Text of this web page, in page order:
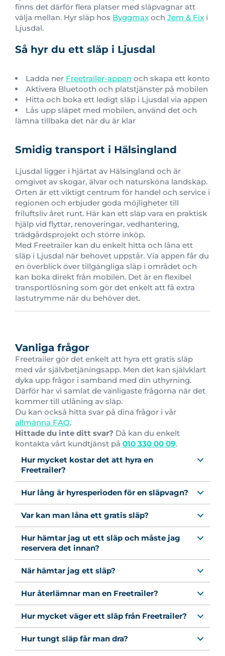
finns det därför flera platser med släpvagnar att
välja mellan. Hyr släp hos Byggmax och Jem & Fix i
Ljusdal.
Så hyr du ett släp i Ljusdal
Ladda ner Freetrailer-appen och skapa ett konto
Aktivera Bluetooth och platstjänster på mobilen
Hitta och boka ett ledigt släp i Ljusdal via appen
Lås upp släpet med mobilen, använd det och
lämna tillbaka det när du är klar
Smidig transport i Hälsingland
Ljusdal ligger i hjärtat av Hälsingland och är
omgivet av skogar, älvar och natursköna landskap.
Orten är ett viktigt centrum för handel och service i
regionen och erbjuder goda möjligheter till
friluftsliv året runt. Här kan ett släp vara en praktisk
hjälp vid flyttar, renoveringar, vedhantering,
trädgårdsprojekt och större inköp.
Med Freetrailer kan du enkelt hitta och låna ett
släp i Ljusdal när behovet uppstår. Via appen får du
en överblick över tillgängliga släp i området och
kan boka direkt från mobilen. Det är en flexibel
transportlösning som gör det enkelt att få extra
lastutrymme när du behöver det.
Vanliga frågor
Freetrailer gör det enkelt att hyra ett gratis släp
med vår självbetjäningsapp. Men det kan självklart
dyka upp frågor i samband med din uthyrning.
Därför har vi samlat de vanligaste frågorna när det
kommer till utlåning av släp.
Du kan också hitta svar på dina frågor i vår
allmänna FAQ.
Hittade du inte ditt svar? Då kan du enkelt
kontakta vårt kundtjänst på 010 330 00 09.
Hur mycket kostar det att hyra en
Freetrailer?
Hur lång är hyresperioden för en släpvagn?
Var kan man låna ett gratis släp?
Hur hämtar jag ut ett släp och måste jag
reservera det innan?
När hämtar jag ett släp?
Hur återlämnar man en Freetrailer?
Hur mycket väger ett släp från Freetrailer?
Hur tungt släp får man dra?